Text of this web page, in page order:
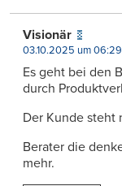
Visionär
03.10.2025 um 06:29
Es geht bei den
durch
Der Kunde steht
Berater die
mehr.